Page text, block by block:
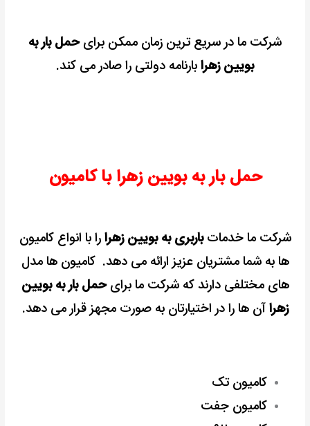
شرکت ما در سریع ترین زمان ممکن برایحمل بار به
بویین زهرابارنامه دولتی را صادر می کند.
حمل بار به بویین زهرا با کامیون
شرکت ما خدماتباربری به بویین زهرارا با انواع کامیون
ها به شما مشتریان عزیز ارائه می دهد.کامیون ها مدل
های مختلفی دارند که شرکت ما برایحمل بار به بویین
زهراآن ها را در اختیارتان به صورت مجهز قرار می دهد.
کامیون تک
کامیون جفت